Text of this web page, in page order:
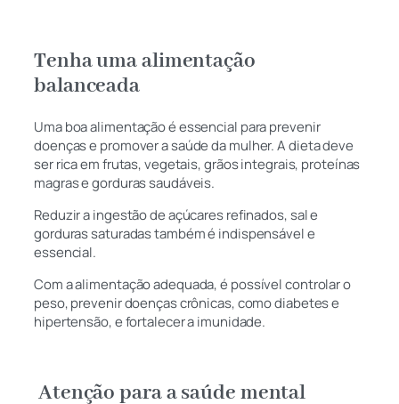
Tenha uma alimentação
balanceada
Uma boa alimentação é essencial para prevenir
doenças e promover a saúde da mulher. A dieta deve
ser rica em frutas, vegetais, grãos integrais, proteínas
magras e gorduras saudáveis.
Reduzir a ingestão de açúcares refinados, sal e
gorduras saturadas também é indispensável e
essencial.
Com a alimentação adequada, é possível controlar o
peso, prevenir doenças crônicas, como diabetes e
hipertensão, e fortalecer a imunidade.
Atenção para a saúde mental